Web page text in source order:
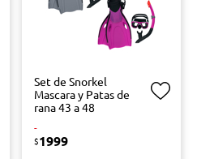
Set de Snorkel
Mascara y Patas de
rana 43 a 48
-
$1999